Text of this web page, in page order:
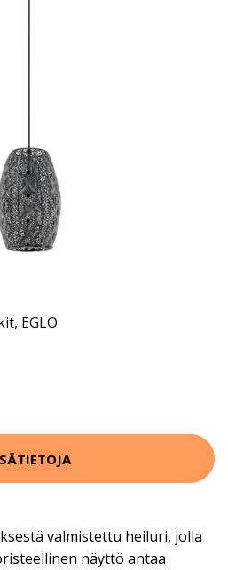
, EGLO
valmistettu heiluri, jolla
näyttö antaa